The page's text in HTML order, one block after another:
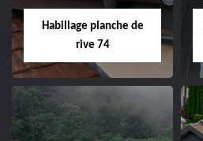
Habillage planche de
rive 74